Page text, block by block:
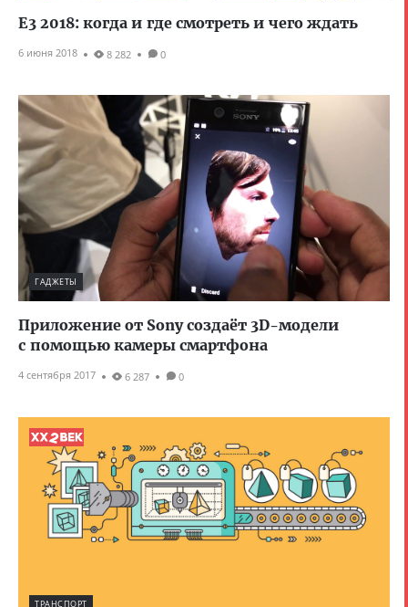
E3 2018: когда и где смотреть и чего ждать
6 июня 2018 8 282 0
ГАДЖЕТЫ
Приложение от Sony создаёт 3D-модели
с помощью камеры смартфона
4 сентября 2017 6 287 0
ТРАНСПОРТ